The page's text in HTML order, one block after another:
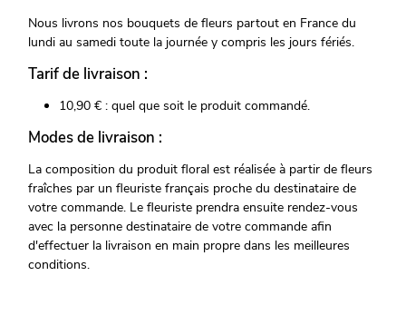
Nous livrons nos bouquets de fleurs partout en France du
lundi au samedi toute la journée y compris les jours fériés.
Tarif de livraison :
10,90 € : quel que soit le produit commandé.
Modes de livraison :
La composition du produit floral est réalisée à partir de fleurs
fraîches par un fleuriste français proche du destinataire de
votre commande. Le fleuriste prendra ensuite rendez-vous
avec la personne destinataire de votre commande afin
d'effectuer la livraison en main propre dans les meilleures
conditions.